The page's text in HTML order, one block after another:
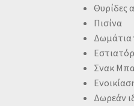
Θυρίδες
Πισίνα
Δωμάτια
Σνακ
Δωρεάν